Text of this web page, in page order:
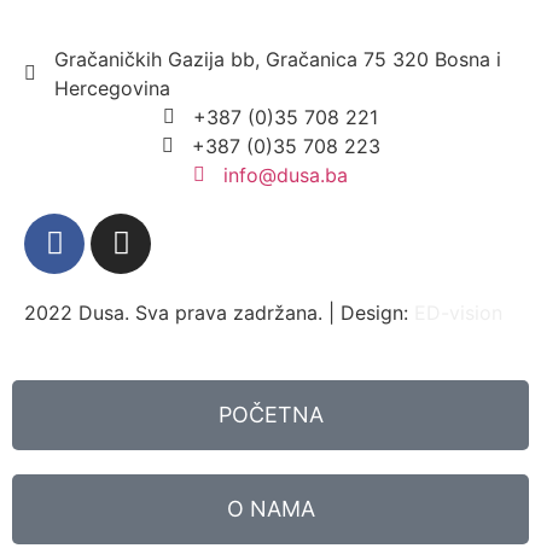
Gračaničkih Gazija bb, Gračanica 75 320 Bosna i
Hercegovina
+387 (0)35 708 221
+387 (0)35 708 223
info@dusa.ba
2022 Dusa. Sva prava zadržana. | Design:
POČETNA
O NAMA